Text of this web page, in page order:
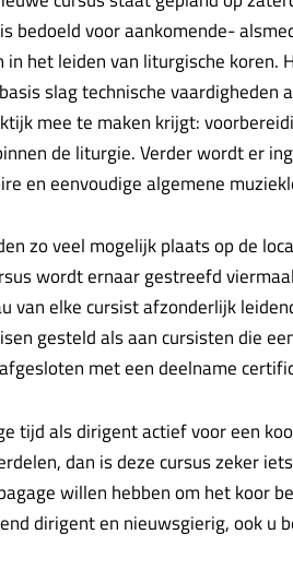
bedoeld voor aankomende-
het leiden van liturgische koren.
slag technische vaardigheden
mee te maken krijgt:
de liturgie. Verder wordt er
en eenvoudige algemene
zo veel mogelijk plaats op de
wordt ernaar gestreefd
van elke cursist afzonderlijk
gesteld als aan cursisten die
met een deelname
tijd als dirigent actief voor een
dan is deze cursus zeker
willen hebben om het koor
dirigent en nieuwsgierig, ook u